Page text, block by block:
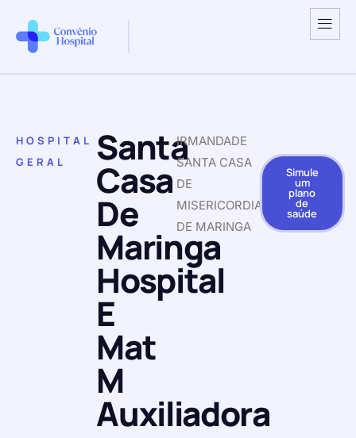
HOSPITAL
GERAL
Santa
Casa
De
Maringa
Hospital
E
Mat
M
Auxiliadora
IRMANDADE
SANTA CASA
DE
MISERICORDIA
DE MARINGA
Simule
um
plano
de
saúde